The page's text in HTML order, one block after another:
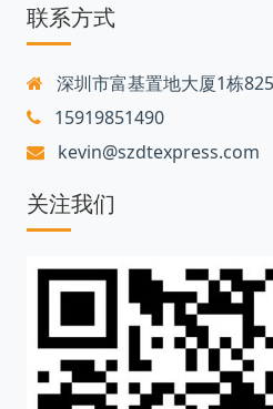
联系方式
深圳市富基置地大厦1栋825
15919851490
kevin@szdtexpress.com
关注我们